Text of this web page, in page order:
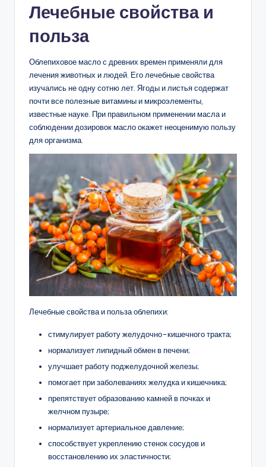
Лечебные свойства и
польза
Облепиховое масло с древних времен применяли для
лечения животных и людей. Его лечебные свойства
изучались не одну сотню лет. Ягоды и листья содержат
почти все полезные витамины и микроэлементы,
известные науке. При правильном применении масла и
соблюдении дозировок масло окажет неоценимую пользу
для организма.
Лечебные свойства и польза облепихи:
стимулирует работу желудочно-кишечного тракта;
нормализует липидный обмен в печени;
улучшает работу поджелудочной железы;
помогает при заболеваниях желудка и кишечника;
препятствует образованию камней в почках и
желчном пузыре;
нормализует артериальное давление;
способствует укреплению стенок сосудов и
восстановлению их эластичности;